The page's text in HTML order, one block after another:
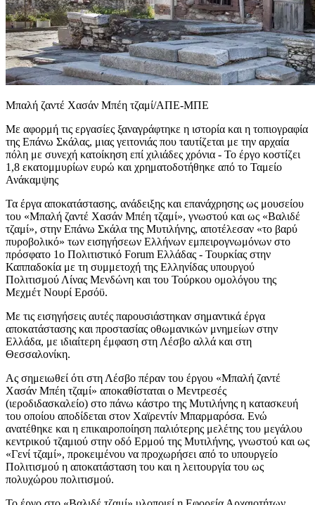
Μπαλή ζαντέ Χασάν Μπέη τζαμί/ΑΠΕ-ΜΠΕ
Με αφορμή τις εργασίες ξαναγράφτηκε η ιστορία και η τοπιογραφία
της Επάνω Σκάλας, μιας γειτονιάς που ταυτίζεται με την αρχαία
πόλη με συνεχή κατοίκηση επί χιλιάδες χρόνια - Το έργο κοστίζει
1,8 εκατομμυρίων ευρώ και χρηματοδοτήθηκε από το Ταμείο
Ανάκαμψης
Τα έργα αποκατάστασης, ανάδειξης και επανάχρησης ως μουσείου
του «Μπαλή ζαντέ Χασάν Μπέη τζαμί», γνωστού και ως «Βαλιδέ
τζαμί», στην Επάνω Σκάλα της Μυτιλήνης, αποτέλεσαν «το βαρύ
πυροβολικό» των εισηγήσεων Ελλήνων εμπειρογνωμόνων στο
πρόσφατο 1ο Πολιτιστικό Forum Ελλάδας - Τουρκίας στην
Καππαδοκία με τη συμμετοχή της Ελληνίδας υπουργού
Πολιτισμού Λίνας Μενδώνη και του Τούρκου ομολόγου της
Μεχμέτ Νουρί Ερσόϋ.
Με τις εισηγήσεις αυτές παρουσιάστηκαν σημαντικά έργα
αποκατάστασης και προστασίας οθωμανικών μνημείων στην
Ελλάδα, με ιδιαίτερη έμφαση στη Λέσβο αλλά και στη
Θεσσαλονίκη.
Ας σημειωθεί ότι στη Λέσβο πέραν του έργου «Μπαλή ζαντέ
Χασάν Μπέη τζαμί» αποκαθίσταται ο Μεντρεσές
(ιεροδιδασκαλείο) στο πάνω κάστρο της Μυτιλήνης η κατασκευή
του οποίου αποδίδεται στον Χαϊρεντίν Μπαρμαρόσα. Ενώ
ανατέθηκε και η επικαιροποίηση παλιότερης μελέτης του μεγάλου
κεντρικού τζαμιού στην οδό Ερμού της Μυτιλήνης, γνωστού και ως
«Γενί τζαμί», προκειμένου να προχωρήσει από το υπουργείο
Πολιτισμού η αποκατάσταση του και η λειτουργία του ως
πολυχώρου πολιτισμού.